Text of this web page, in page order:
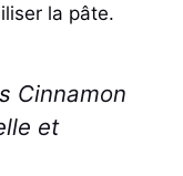
la pâte.
Cinnamon
et